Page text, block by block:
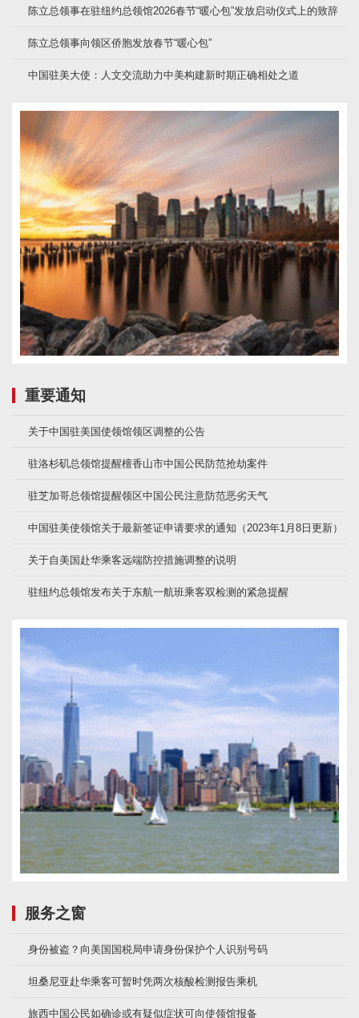
陈立总领事在驻纽约总领馆2026春节“暖心包”发放启动仪式上的致辞
陈立总领事向领区侨胞发放春节“暖心包”
中国驻美大使：人文交流助力中美构建新时期正确相处之道
重要通知
关于中国驻美国使领馆领区调整的公告
驻洛杉矶总领馆提醒檀香山市中国公民防范抢劫案件
驻芝加哥总领馆提醒领区中国公民注意防范恶劣天气
中国驻美使领馆关于最新签证申请要求的通知（2023年1月8日更新）
关于自美国赴华乘客远端防控措施调整的说明
驻纽约总领馆发布关于东航一航班乘客双检测的紧急提醒
服务之窗
身份被盗？向美国国税局申请身份保护个人识别号码
坦桑尼亚赴华乘客可暂时凭两次核酸检测报告乘机
旅西中国公民如确诊或有疑似症状可向使领馆报备